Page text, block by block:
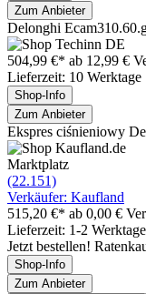
Zum Anbieter
Delonghi
504,99 €* ab 12,99 €
Lieferzeit: 10 Werktage
Shop-Info
Zum Anbieter
Ekspres ciśnieniowy
Marktplatz
(22.151)
Verkäufer: Kaufland
515,20 €* ab 0,00 €
Lieferzeit: 1-2 Werktage
Jetzt bestellen!
Shop-Info
Zum Anbieter